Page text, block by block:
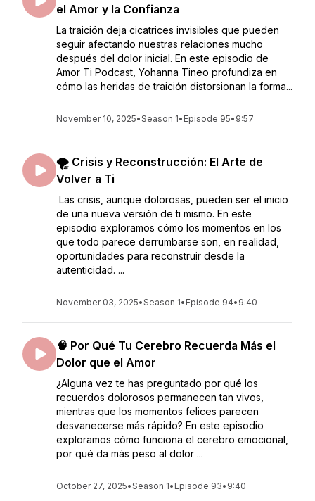
el Amor y la Confianza
La traición deja cicatrices invisibles que pueden
seguir afectando nuestras relaciones mucho
después del dolor inicial. En este episodio de
Amor Ti Podcast, Yohanna Tineo profundiza en
cómo las heridas de traición distorsionan la forma...
November 10, 2025•Season 1• Episode 95• 9:57
🌪 Crisis y Reconstrucción: El Arte de
Volver a Ti
Las crisis, aunque dolorosas, pueden ser el inicio
de una nueva versión de ti mismo. En este
episodio exploramos cómo los momentos en los
que todo parece derrumbarse son, en realidad,
oportunidades para reconstruir desde la
autenticidad. ...
November 03, 2025•Season 1• Episode 94• 9:40
🧠 Por Qué Tu Cerebro Recuerda Más el
Dolor que el Amor
¿Alguna vez te has preguntado por qué los
recuerdos dolorosos permanecen tan vivos,
mientras que los momentos felices parecen
desvanecerse más rápido? En este episodio
exploramos cómo funciona el cerebro emocional,
por qué da más peso al dolor ...
October 27, 2025•Season 1• Episode 93• 9:40